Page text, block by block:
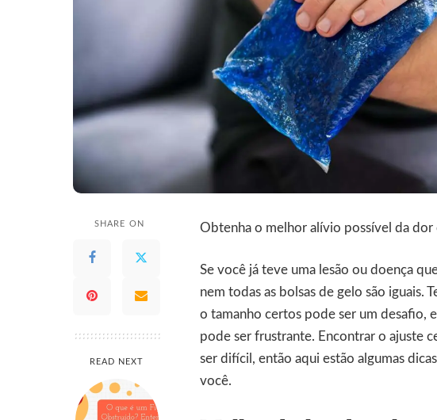
SHARE ON
READ NEXT
Obtenha o melhor alívio possível da dor
Se você já teve uma lesão ou doença
nem todas as bolsas de gelo são iguais.
o tamanho certos pode ser um desafio,
pode ser frustrante. Encontrar o ajuste
ser difícil, então aqui estão algumas
você.